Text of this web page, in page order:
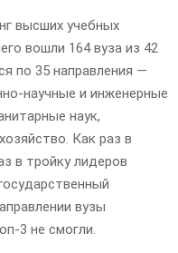
высших учебных
вошли 164 вуза из 42
по 35 направления —
научные и инженерные
наук,
Как раз в
в тройку лидеров
вузы
3 не смогли.